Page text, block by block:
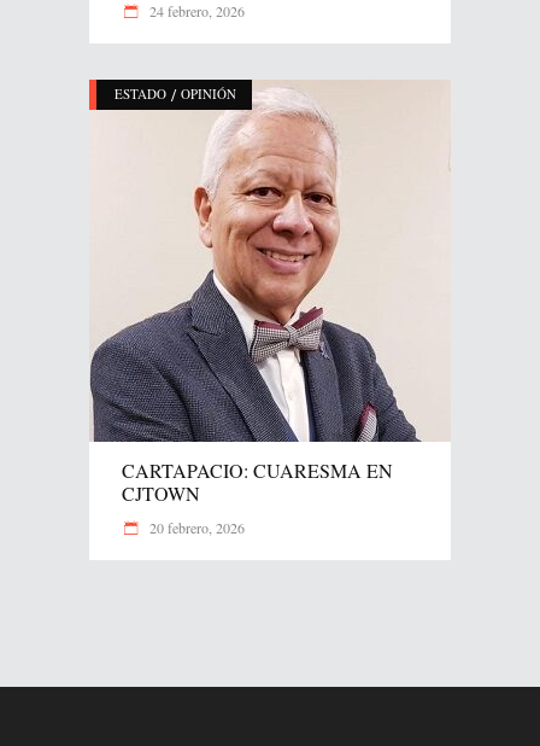
24 febrero, 2026
ESTADO / OPINIÓN
CARTAPACIO: CUARESMA EN
CJTOWN
20 febrero, 2026